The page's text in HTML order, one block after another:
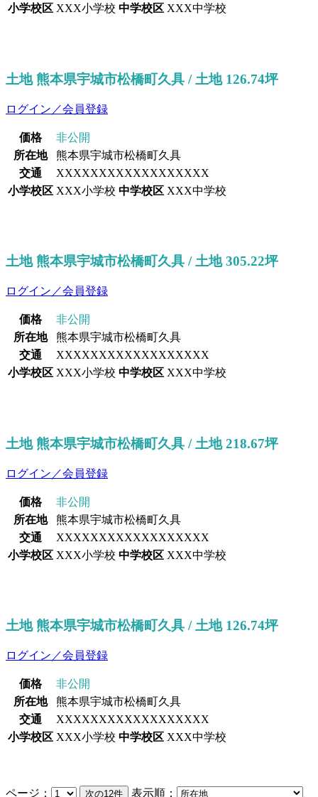
小学校区 XXX小学校 中学校区 XXX中学校
土地 熊本県宇城市松橋町久具 / 土地 126.74坪
ログイン／会員登録
価格
非公開
所在地
熊本県宇城市松橋町久具
交通
XXXXXXXXXXXXXXXXXX
小学校区 XXX小学校 中学校区 XXX中学校
土地 熊本県宇城市松橋町久具 / 土地 305.22坪
ログイン／会員登録
価格
非公開
所在地
熊本県宇城市松橋町久具
交通
XXXXXXXXXXXXXXXXXX
小学校区 XXX小学校 中学校区 XXX中学校
土地 熊本県宇城市松橋町久具 / 土地 218.67坪
ログイン／会員登録
価格
非公開
所在地
熊本県宇城市松橋町久具
交通
XXXXXXXXXXXXXXXXXX
小学校区 XXX小学校 中学校区 XXX中学校
土地 熊本県宇城市松橋町久具 / 土地 126.74坪
ログイン／会員登録
価格
非公開
所在地
熊本県宇城市松橋町久具
交通
XXXXXXXXXXXXXXXXXX
小学校区 XXX小学校 中学校区 XXX中学校
ページ：
表示順：